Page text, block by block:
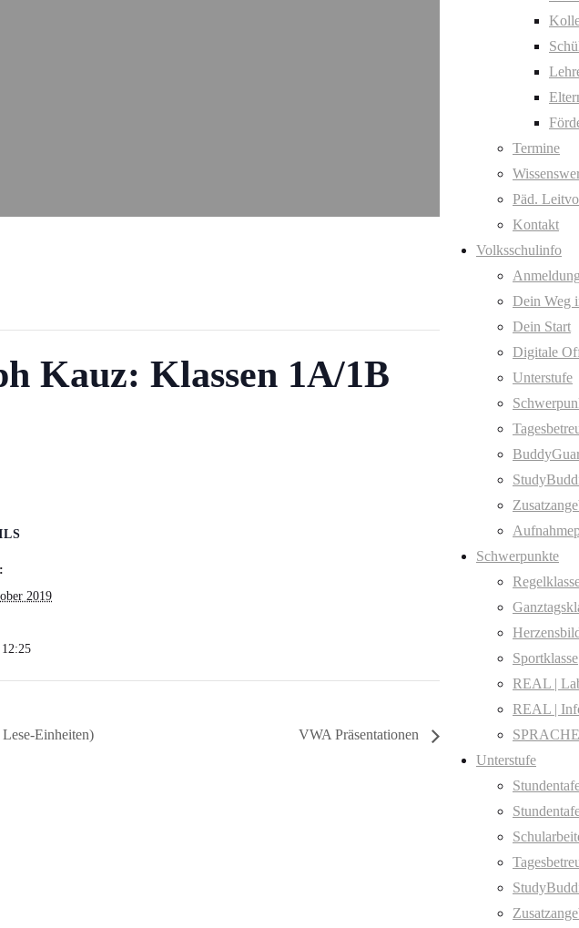
Termine
Päd.
Kontakt
Volksschulinfo
Anmeldung
Dein Weg
Dein Start
Digitale
Unterstufe
Schwerpunkte
Sportklasse
REAL |
REAL |
Unterstufe
Kauz: Klassen 1A/1B
2019
Einheiten) VWA Präsentationen